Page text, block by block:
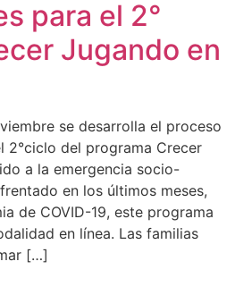
para el 2°
Jugando en
se desarrolla el proceso
2°ciclo del programa Crecer
a la emergencia socio-
en los últimos meses,
de COVID-19, este programa
en línea. Las familias
[…]